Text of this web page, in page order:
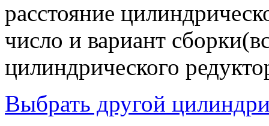
расстояние
число и вариант
цилиндрического
Выбрать другой